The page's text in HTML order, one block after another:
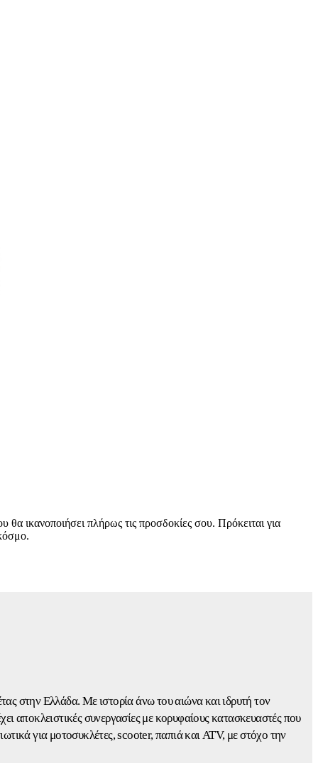
θα ικανοποιήσει πλήρως τις προσδοκίες σου. Πρόκειται για
στην Ελλάδα. Με ιστορία άνω του αιώνα και ιδρυτή τον
συνεργασίες με κορυφαίους κατασκευαστές που
για μοτοσυκλέτες, scooter, παπιά και ATV, με στόχο την